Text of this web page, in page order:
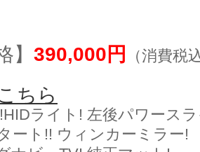
】 390,000円 （消費税
ちら
ライト! 左後パワース
ート!! ウィンカーミラー!